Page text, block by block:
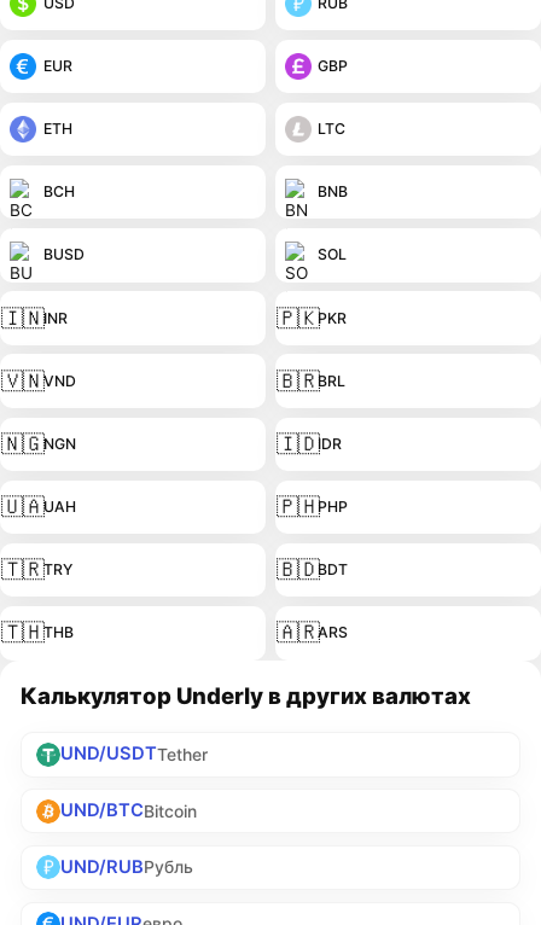
EUR GBP
ETH LTC
BCH BNB
BUSD SOL
🇮🇳INR 🇵🇰PKR
🇻🇳VND 🇧🇷BRL
🇳🇬NGN 🇮🇩IDR
🇺🇦UAH 🇵🇭PHP
🇹🇷TRY 🇧🇩BDT
🇹🇭THB 🇦🇷ARS
Калькулятор Underly в других валютах
UND/USDTTether
UND/BTCBitcoin
UND/RUBРубль